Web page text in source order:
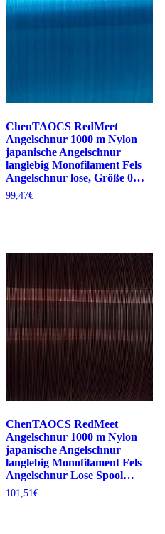
ChenTAOCS RedMeet
Angelschnur 1000 m Nylon
japanische Angelschnur
langlebig Monofilament Fels
Angelschnur lose, Größe 0…
99,47€
ChenTAOCS RedMeet
Angelschnur 1000 m Nylon
japanische Angelschnur
langlebig Monofilament Fels
Angelschnur Lose Spool…
101,51€